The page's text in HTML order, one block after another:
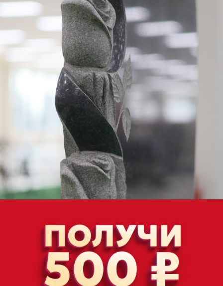
ПОЧЕМУ СТОИТ ПОСЕТИТЬ НАШ
Это уникальная возможность для тех, кто ищет
памятники и хочет сделать правильный выбор
в комфортной обстановке.
забудьте о поездках по разбросанным
точкам города! У нас вы найдете все,
что нужно для выбора памятника
ШИРОКИЙ ВЫБОР И КОМФОРТНЫЕ
ВСЕ ТОВАРЫ В ОДНОМ МЕСТЕ